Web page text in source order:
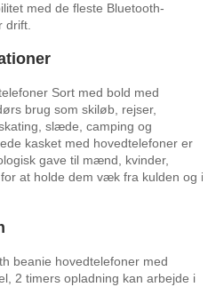
med de fleste Bluetooth-
drift.
Sort med bold med
brug som skiløb, rejser,
slæde, camping og
kasket med hovedtelefoner er
gave til mænd, kvinder,
at holde dem væk fra kulden og i
beanie hovedtelefoner med
2 timers opladning kan arbejde i